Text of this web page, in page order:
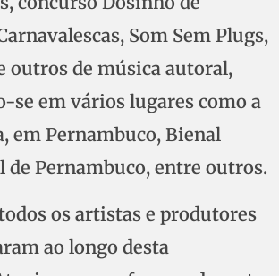
Som Sem Plugs,
outros de música autoral,
se em vários lugares como a
em Pernambuco, Bienal
Pernambuco, entre outros.
os artistas e produtores
ao longo desta